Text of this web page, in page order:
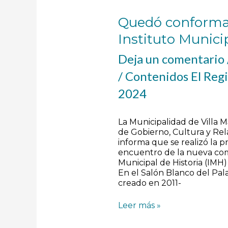
Quedó
Instituto
Deja un comentario
/ Contenidos El
2024
La Municipalidad de Villa
de Gobierno, Cultura y
informa que se realizó la
encuentro de la nueva
Municipal de Historia
En el Salón Blanco del
creado en 2011-
Leer más »